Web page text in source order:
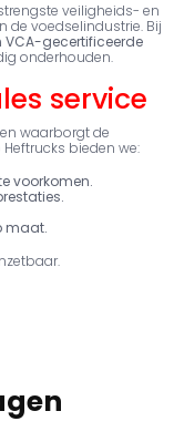
veiligheids- en
de voedselindustrie. Bij
VCA-gecertificeerde
onderhouden.
service
waarborgt de
bieden we:
voorkomen.
maat.